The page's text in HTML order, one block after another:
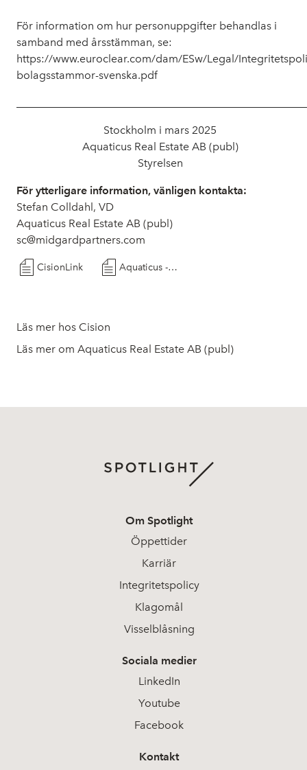
För information om hur personuppgifter behandlas i
samband med årsstämman, se:
https://www.euroclear.com/dam/ESw/Legal/
bolagsstammor-svenska.pdf
Stockholm i mars 2025
Aquaticus Real Estate AB (publ)
Styrelsen
För ytterligare information, vänligen kontakta:
Stefan Colldahl, VD
Aquaticus Real Estate AB (publ)
sc@midgardpartners.com
CisionLink Aquaticus - Kallelse ÅS 2025
Läs mer hos Cision
Läs mer om Aquaticus Real Estate AB (publ)
Om Spotlight
Öppettider
Karriär
Integritetspolicy
Klagomål
Visselblåsning
Sociala medier
LinkedIn
Youtube
Facebook
Kontakt